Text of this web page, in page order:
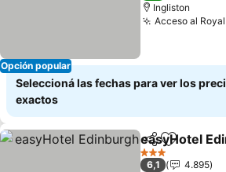
Opción popular
Ingliston
Acceso al
Seleccioná las fechas para ver los
exactos
Compartir
Añadir a
easyHotel
3 Estrellas
6,1
4.895